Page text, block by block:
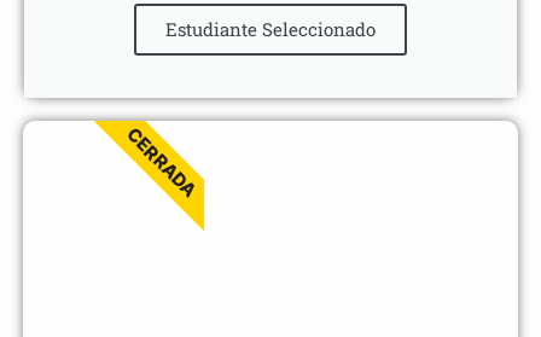
Estudiante Seleccionado
CERRADA